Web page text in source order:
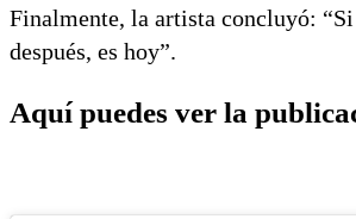
Finalmente, la artista concluyó:
después, es hoy”.
Aquí puedes ver la